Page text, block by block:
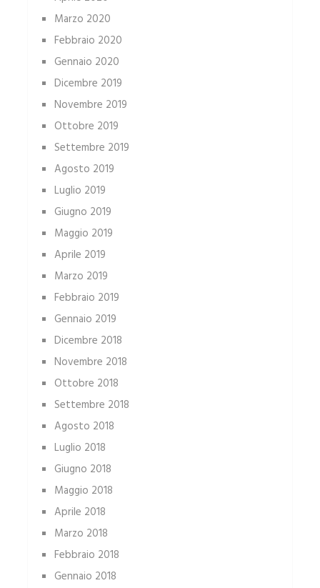
Marzo 2020
Febbraio 2020
Gennaio 2020
Dicembre 2019
Novembre 2019
Ottobre 2019
Settembre 2019
Agosto 2019
Luglio 2019
Giugno 2019
Maggio 2019
Aprile 2019
Marzo 2019
Febbraio 2019
Gennaio 2019
Dicembre 2018
Novembre 2018
Ottobre 2018
Settembre 2018
Agosto 2018
Luglio 2018
Giugno 2018
Maggio 2018
Aprile 2018
Marzo 2018
Febbraio 2018
Gennaio 2018